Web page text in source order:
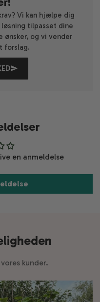
kr. Pakker sendes
på den adresse du
levering til ikke-brofaste
på info@thy-
fragtpris
Vi kan hjælpe dig
tilpasset dine
ønsker, og vi vender
forslag.
en anmeldelse
kunder.